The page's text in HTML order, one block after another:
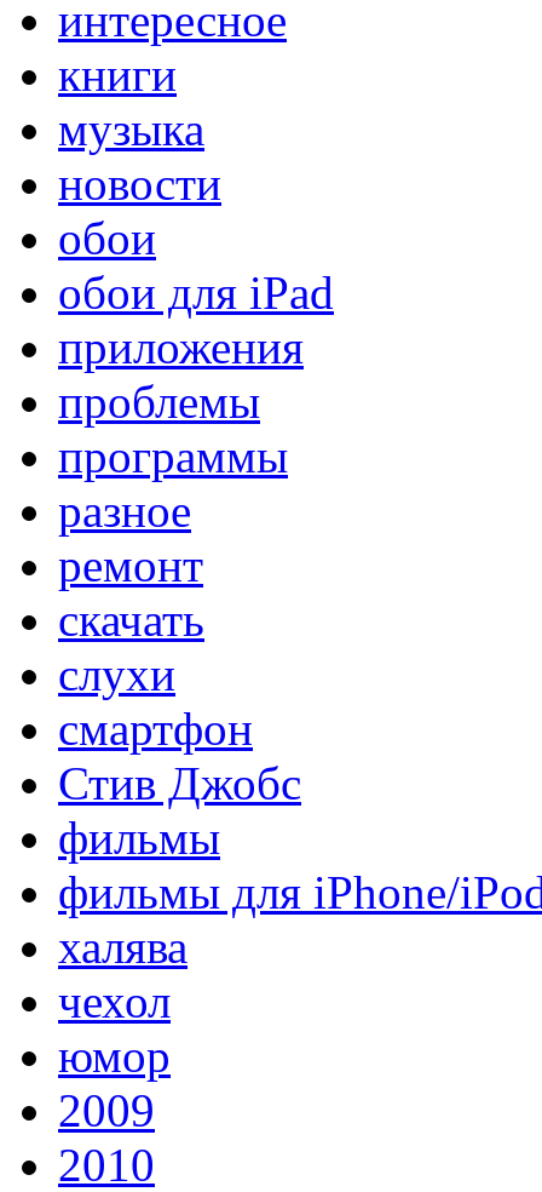
интересное
книги
музыка
новости
обои
обои для iPad
приложения
проблемы
программы
разное
ремонт
скачать
слухи
смартфон
Стив Джобс
фильмы
фильмы для iPhone/
халява
чехол
юмор
2009
2010